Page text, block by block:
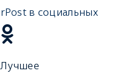
в социальных